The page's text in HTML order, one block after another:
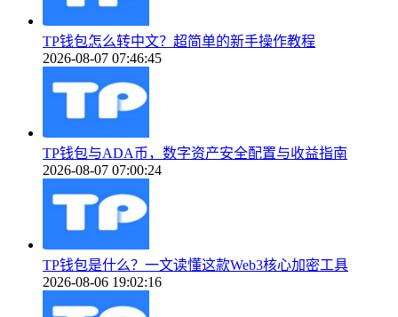
TP钱包怎么转中文？超简单的新手操作教程
2026-08-07 07:46:45
TP钱包与ADA币，数字资产安全配置与收益指南
2026-08-07 07:00:24
TP钱包是什么？一文读懂这款Web3核心加密工具
2026-08-06 19:02:16